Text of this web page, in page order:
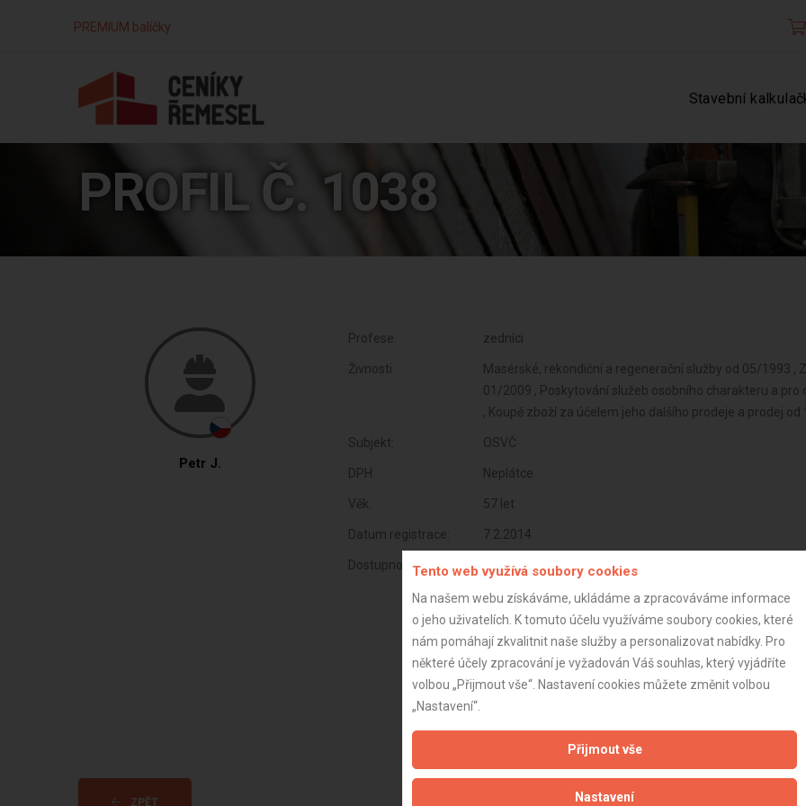
PREMIUM balíčky
Stavební
PROFIL Č. 1038
Petr J.
Profese: zedníci
Živnosti:
Masérské, rekondiční a regenerační služby od 05/1993 ,
01/2009 , Poskytování služeb osobního charakteru a
, Koupě zboží za účelem jeho dalšího prodeje a prodej od
Subjekt: OSVČ
DPH: Neplátce
Věk: 57 let
Datum registrace: 7.2.2014
Dostupnost:
ZPĚT Aktualizováno z portálu ARES dne 31.12.2024 23:30:08
Tento web využívá soubory cookies
Na našem webu získáváme, ukládáme a zpracováváme informace
o jeho uživatelích. K tomuto účelu využíváme soubory cookies, které
nám pomáhají zkvalitnit naše služby a personalizovat nabídky. Pro
některé účely zpracování je vyžadován Váš souhlas, který vyjádříte
volbou „Přijmout vše“. Nastavení cookies můžete změnit volbou
„Nastavení“.
Přijmout vše
Nastavení